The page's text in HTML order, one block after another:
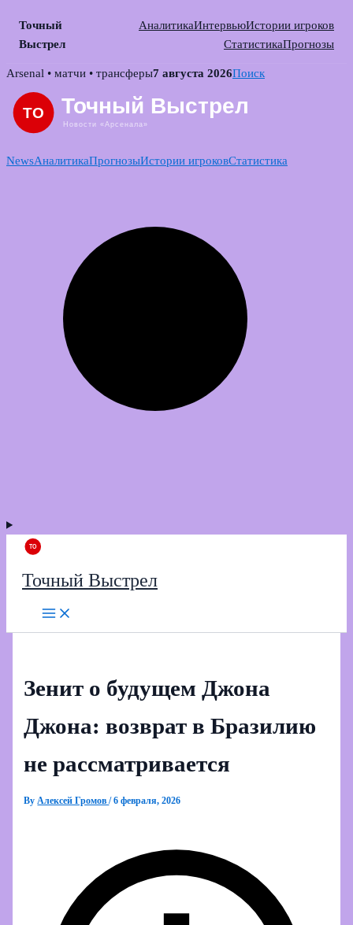
Точный
Выстрел
АналитикаИнтервьюИстории игроков
СтатистикаПрогнозы
Skip
content
Arsenal • матчи • трансферы7 августа 2026Поиск
NewsАналитикаПрогнозыИстории игроковСтатистика
Точный Выстрел
Зенит о будущем Джона
Джона: возврат в Бразилию
не рассматривается
By Алексей Громов/6 февраля, 2026